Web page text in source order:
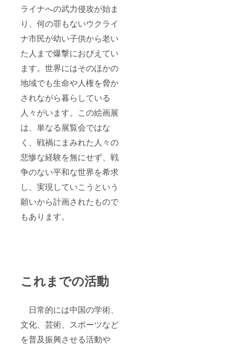
ライナへの武力侵攻が始ま
り、何の罪もないウクライ
ナ市民が幼い子供から老い
た人まで爆撃におびえてい
ます。世界にはそのほかの
地域でも生命や人権を脅か
されながら暮らしている
人々がいます。この絵画展
は、単なる展覧会ではな
く、戦禍にまみれた人々の
悲惨な経験を無にせず、戦
争のない平和な世界を希求
し、実現していこうという
願いから計画されたもので
もあります。
これまでの活動
日常的には中国の学術、
文化、芸術、スポーツなど
を普及振興させる活動や